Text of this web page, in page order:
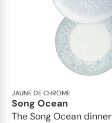
JAUNE DE CHROME
Song Ocean
The Song Ocean